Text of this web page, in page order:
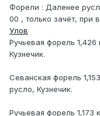
Форели : Даленее
00 , только зачёт, при
Улов
Ручьевая форель
Кузнечик.
Севанская форель
русло, Кузнечик.
Ручьевая форель